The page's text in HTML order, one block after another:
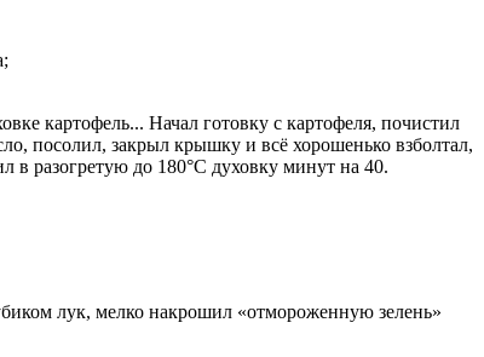
картофель... Начал готовку с картофеля, почистил
посолил, закрыл крышку и всё хорошенько взболтал,
в разогретую до 180°С духовку минут на 40.
лук, мелко накрошил «отмороженную зелень»